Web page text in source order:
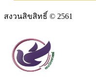
สงวนสิขสิทธิ์ © 2561